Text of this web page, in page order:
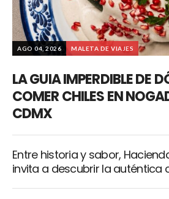
AGO 04, 2026 MALETA DE VIAJES
LA GUIA IMPERDIBLE DE
COMER CHILES EN
CDMX
Entre historia y sabor,
invita a descubrir la auténtica